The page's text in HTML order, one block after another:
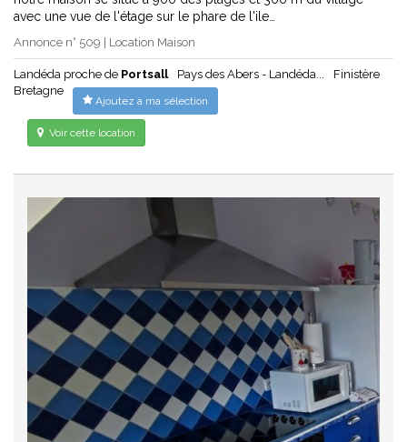
avec une vue de l'étage sur le phare de l'ile…
Annonce n° 509 | Location Maison
Landéda proche de Portsall Pays des Abers - Landéda...
Finistère
Bretagne
Ajoutez à ma sélection
Voir cette location